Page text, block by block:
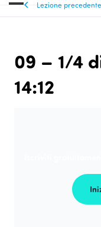
Lezione precedente
09 – 1/4
14:12